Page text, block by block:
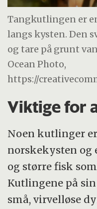
Tangkutlingen er
langs kysten. Den
og tare på grunt
Ocean Photo,
https://
Viktige for
Noen kutlinger
norskekysten
og større fisk
Kutlingene på
små, virvelløse